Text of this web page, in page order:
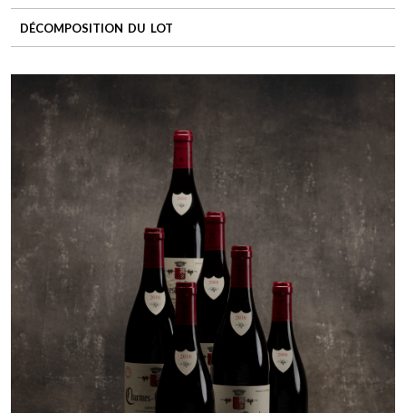
DÉCOMPOSITION DU LOT